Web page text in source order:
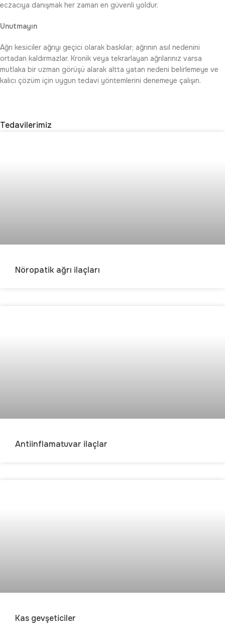
eczacıya danışmak her zaman en güvenli yoldur.
Unutmayın
Ağrı kesiciler ağrıyı geçici olarak baskılar; ağrının asıl nedenini
ortadan kaldırmazlar. Kronik veya tekrarlayan ağrılarınız varsa
mutlaka bir uzman görüşü alarak altta yatan nedeni belirlemeye ve
kalıcı çözüm için uygun tedavi yöntemlerini denemeye çalışın.
Tedavilerimiz
Nöropatik ağrı ilaçları
Antiinflamatuvar ilaçlar
Kas gevşeticiler